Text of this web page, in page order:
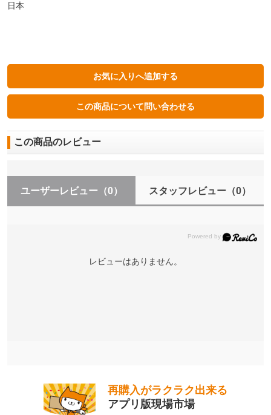
日本
この商品のレビュー
ユーザーレビュー （0） スタッフレビュー（0）
レビューはありません。
再購入がラクラク出来る
アプリ版現場市場